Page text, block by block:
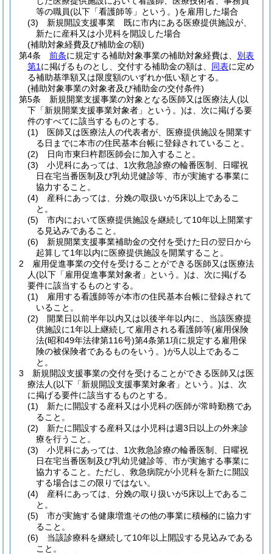
等の職員(以下「看護師等」という。)を雇用した場合
(3)
新規開設支援事業 既に市内にある医療提供施設が、
新たに産科又は小児科を開設した場合
(補助対象経費及び補助金の額)
第4条
前条に規定する補助対象事業の補助対象経費は、 別表
第1 に掲げるものとし、交付する補助金の額は、 同表に定め
る補助基準額又は限度額のいずれか低い額とする。
(補助対象事業の対象者及び補助金の交付条件)
第5条
新規開業支援事業の対象となる医師又は医療法人(以
下「新規開業支援事業対象者」という。)は、次に掲げる要
件のすべてに該当するものとする。
(1)
医師又は医療法人の代表者が、医療提供施設を開業す
る日までに本市の住民基本台帳に登録されていること。
(2)
日向市東臼杵郡医師会に加入すること。
(3)
小児科にあっては、1次救急診療の輪番医制、日曜祝
日在宅当番医制及び乳幼児健診等、市が実施する事業に
協力すること。
(4)
産科にあっては、分娩の取扱いが5床以上であるこ
と。
(5)
市内において医療提供施設を継続して10年以上開業す
る見込みであること。
(6)
新規開業支援事業補助金の交付を受けた日の翌日から
起算して1年以内に医療提供施設を開業すること。
2
雇用促進事業の交付を受けることができる医師又は医療法
人(以下「雇用促進事業対象者」という。)は、次に掲げる
要件に該当するものとする。
(1)
雇用する看護師等が本市の住民基本台帳に登録されて
いること。
(2)
開業日以前半年以内又は以後半年以内に、当該医療提
供施設に1年以上継続して雇用される看護師等(雇用保険
法(昭和49年法律第116号)第4条第1項に規定する雇用保
険の被保険者であるものをいう。)が5人以上であるこ
と。
3
新規開設支援事業の交付を受けることができる医師又は医
療法人(以下「新規開設支援事業対象者」という。)は、次
に掲げる要件に該当するものとする。
(1)
新たに開設する産科又は小児科の医師が常時勤務であ
ること。
(2)
新たに開設する産科又は小児科は週3日以上の外来診
療を行うこと。
(3)
小児科にあっては、1次救急診療の輪番医制、日曜祝
日在宅当番医制及び乳幼児健診等、市が実施する事業に
協力すること。 ただし、救急病院が小児科を新たに開設
する場合はこの限りではない。
(4)
産科にあっては、分娩の取り扱いが5床以上であるこ
と。
(5)
市が実施する健康増進その他の事業に積極的に協力す
ること。
(6)
当該診療科を継続して10年以上開設する見込みである
こと。